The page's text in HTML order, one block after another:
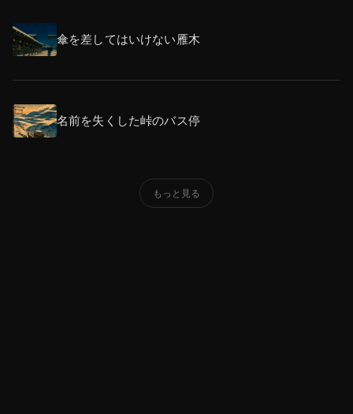
傘を差してはいけない雁木
名前を失くした峠のバス停
もっと見る